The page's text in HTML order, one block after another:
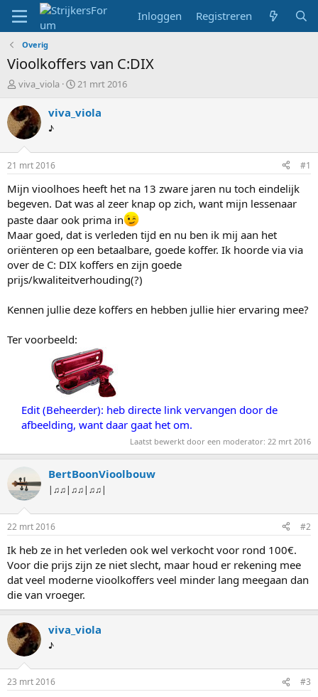
Inloggen Registreren
Overig
Vioolkoffers van C:DIX
T
p
i
c
s
a
r
t
e
r
viva_viola
S
a
t
u
21 mrt 2016
viva_viola
♪
21 mrt 2016 #1
Mijn vioolhoes heeft het na 13 zware jaren nu toch eindelijk
begeven. Dat was al zeer knap op zich, want mijn lessenaar
paste daar ook prima in
Maar goed, dat is verleden tijd en nu ben ik mij aan het
oriënteren op een betaalbare, goede koffer. Ik hoorde via via
over de C: DIX koffers en zijn goede
prijs/kwaliteitverhouding(?)
Kennen jullie deze koffers en hebben jullie hier ervaring mee?
Ter voorbeeld:
Edit (Beheerder): heb directe link vervangen door de
afbeelding, want daar gaat het om.
Laatst bewerkt door een moderator: 22 mrt 2016
BertBoonVioolbouw
|♫♫|♫♫|♫♫|
22 mrt 2016 #2
Ik heb ze in het verleden ook wel verkocht voor rond 100€.
Voor die prijs zijn ze niet slecht, maar houd er rekening mee
dat veel moderne vioolkoffers veel minder lang meegaan dan
die van vroeger.
viva_viola
♪
23 mrt 2016 #3